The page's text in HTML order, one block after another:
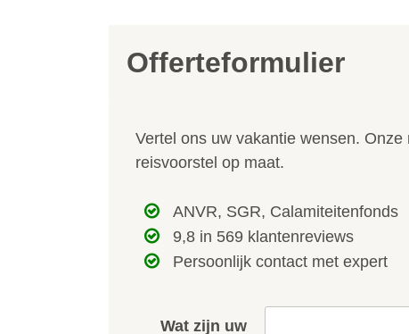
Offerteformulier
Vertel ons uw vakantie wensen.
reisvoorstel op maat.
ANVR, SGR, Calamiteitenfonds
9,8 in 569 klantenreviews
Persoonlijk contact met expert
Wat zijn uw